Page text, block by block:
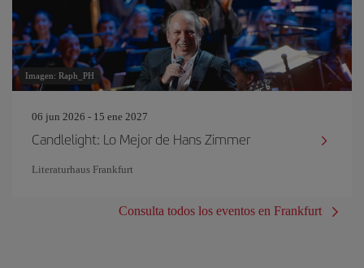
Imagen: Raph_PH
06 jun 2026 - 15 ene 2027
Candlelight: Lo Mejor de Hans Zimmer
Literaturhaus Frankfurt
Consulta todos los eventos en Frankfurt